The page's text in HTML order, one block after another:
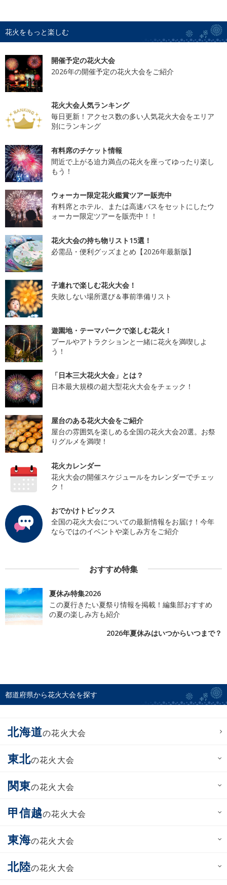
花火をもっと楽しむ
開催予定の花火大会
2026年の開催予定の花火大会をご紹介
花火大会人気ランキング
毎日更新！アクセス数の多い人気花火大会をエリア
別にランキング
有料席のチケット情報
間近で上がる迫力満点の花火を座ってゆったり楽し
もう！
ウォーカー限定花火鑑賞ツアー販売中
有料席とホテル、または高速バスをセットにしたウ
ォーカー限定ツアーを販売中！！
花火大会の持ち物リスト15選！
必需品・便利グッズまとめ【2026年最新版】
子連れで楽しむ花火大会！
失敗しない場所選び＆事前準備リスト
遊園地・テーマパークで楽しむ花火！
プールやアトラクションと一緒に花火を満喫しよ
う！
「日本三大花火大会」とは？
日本最大規模の超大型花火大会をチェック！
屋台のある花火大会をご紹介
屋台の雰囲気を楽しめる全国の花火大会20選。お祭
りグルメを満喫！
花火カレンダー
花火大会の開催スケジュールをカレンダーでチェッ
ク！
おでかけトピックス
全国の花火大会についての最新情報をお届け！今年
ならではのイベントや楽しみ方をご紹介
おすすめ特集
夏休み特集2026
この夏行きたい夏祭り情報を掲載！編集部おすすめ
の夏の楽しみ方も紹介
2026年夏休みはいつからいつまで？
都道府県から花火大会を探す
北海道の花火大会
東北の花火大会
関東の花火大会
甲信越の花火大会
東海の花火大会
北陸の花火大会